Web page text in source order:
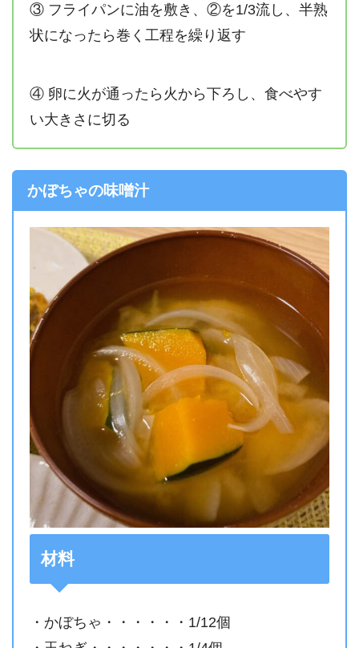
③ フライパンに油を敷き、②を1/3流し、半熟
状になったら巻く工程を繰り返す
④ 卵に火が通ったら火から下ろし、食べやす
い大きさに切る
かぼちゃの味噌汁
材料
・かぼちゃ・・・・・・1/12個